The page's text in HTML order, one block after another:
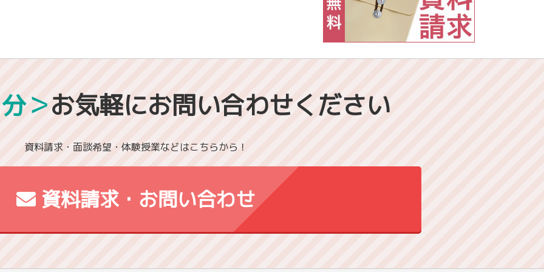
＞お気軽にお問い合わせください
資料請求・面談希望・体験授業などはこちらから！
資料請求・お問い合わせ